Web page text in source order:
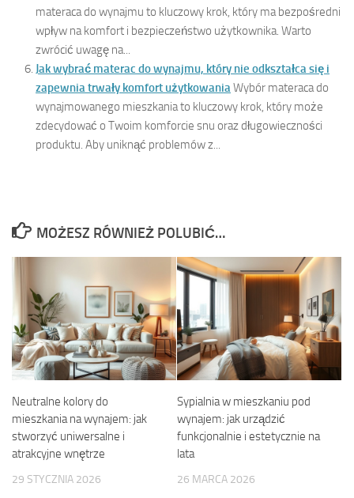
materaca do wynajmu to kluczowy krok, który ma bezpośredni
wpływ na komfort i bezpieczeństwo użytkownika. Warto
zwrócić uwagę na...
Jak wybrać materac do wynajmu, który nie odkształca się i
zapewnia trwały komfort użytkowaniaWybór materaca do
wynajmowanego mieszkania to kluczowy krok, który może
zdecydować o Twoim komforcie snu oraz długowieczności
produktu. Aby uniknąć problemów z...
MOŻESZ RÓWNIEŻ POLUBIĆ…
Neutralne kolory do
mieszkania na wynajem: jak
stworzyć uniwersalne i
atrakcyjne wnętrze
29 STYCZNIA 2026
Sypialnia w mieszkaniu pod
wynajem: jak urządzić
funkcjonalnie i estetycznie na
lata
26 MARCA 2026